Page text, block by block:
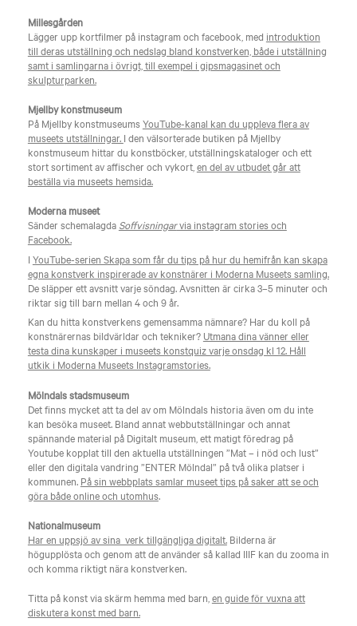
Millesgården
Lägger upp kortfilmer på instagram och facebook, med introduktion
till deras utställning och nedslag bland konstverken, både i utställning
samt i samlingarna i övrigt, till exempel i gipsmagasinet och
skulpturparken.
Mjellby konstmuseum
På Mjellby konstmuseumsYouTube-kanal kan du uppleva flera av
museets utställningar. I den välsorterade butiken på Mjellby
konstmuseum hittar du konstböcker, utställningskataloger och ett
stort sortiment av affischer och vykort, en del av utbudet går att
beställa via museets hemsida.
Moderna museet
Sänder schemalagda Soffvisningarvia instagram stories och
Facebook.
I YouTube-serien Skapa som får du tips på hur du hemifrån kan skapa
egna konstverk inspirerade av konstnärer i Moderna Museets samling.
De släpper ett avsnitt varje söndag. Avsnitten är cirka 3–5 minuter och
riktar sig till barn mellan 4 och 9 år.
Kan du hitta konstverkens gemensamma nämnare? Har du koll på
konstnärernas bildvärldar och tekniker? Utmana dina vänner eller
testa dina kunskaper i museets konstquiz varje onsdag kl 12. Håll
utkik i Moderna Museets Instagramstories.
Mölndals stadsmuseum
Det finns mycket att ta del av om Mölndals historia även om du inte
kan besöka museet. Bland annat webbutställningar och annat
spännande material på Digitalt museum, ett matigt föredrag på
Youtube kopplat till den aktuella utställningen ”Mat – i nöd och lust”
eller den digitala vandring ”ENTER Mölndal” på två olika platser i
kommunen. På sin webbplats samlar museet tips på saker att se och
göra både online och utomhus.
Nationalmuseum
Har en uppsjö av sina verk tillgängliga digitalt.Bilderna är
högupplösta och genom att de använder så kallad IIIF kan du zooma in
och komma riktigt nära konstverken.
Titta på konst via skärm hemma med barn, en guide för vuxna att
diskutera konst med barn.